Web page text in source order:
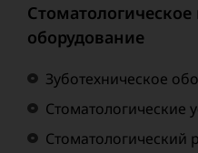
оборудование
Зуботехническое
Стоматологические
Стоматологический